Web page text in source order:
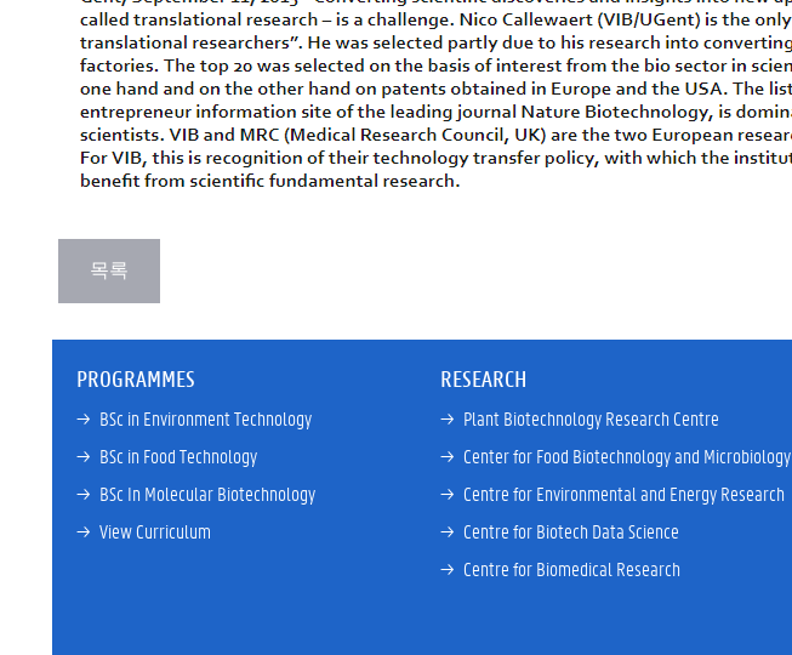
PROGRAMMES
→ BSc in Environment Technology
→ BSc in Food Technology
→ BSc In Molecular Biotechnology
→ View Curriculum
RESEARCH
→ Plant Biotechnology Research Centre
→ Center for Food Biotechnology and Microbiology
→ Centre for Environmental and Energy Research
→ Centre for Biotech Data Science
→ Centre for Biomedical Research